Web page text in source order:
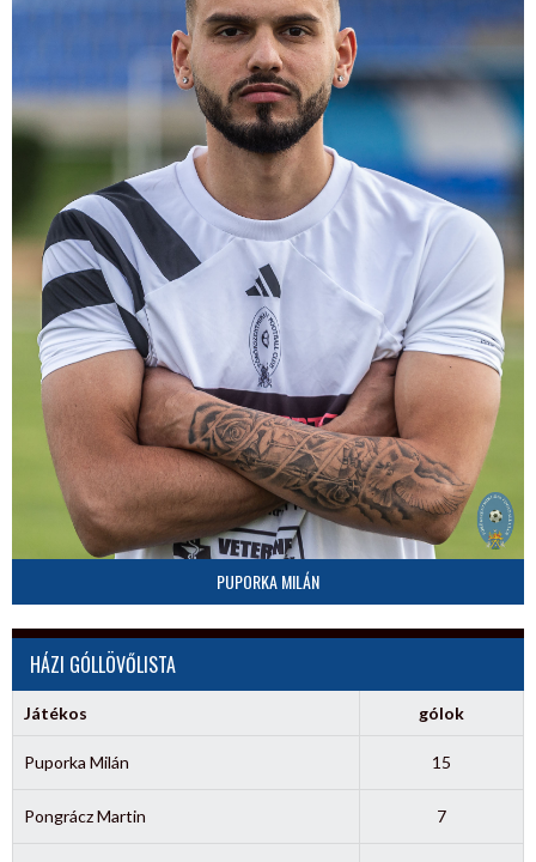
PUPORKA MILÁN
HÁZI GÓLLÖVŐLISTA
Játékos gólok
Puporka Milán 15
Pongrácz Martin 7